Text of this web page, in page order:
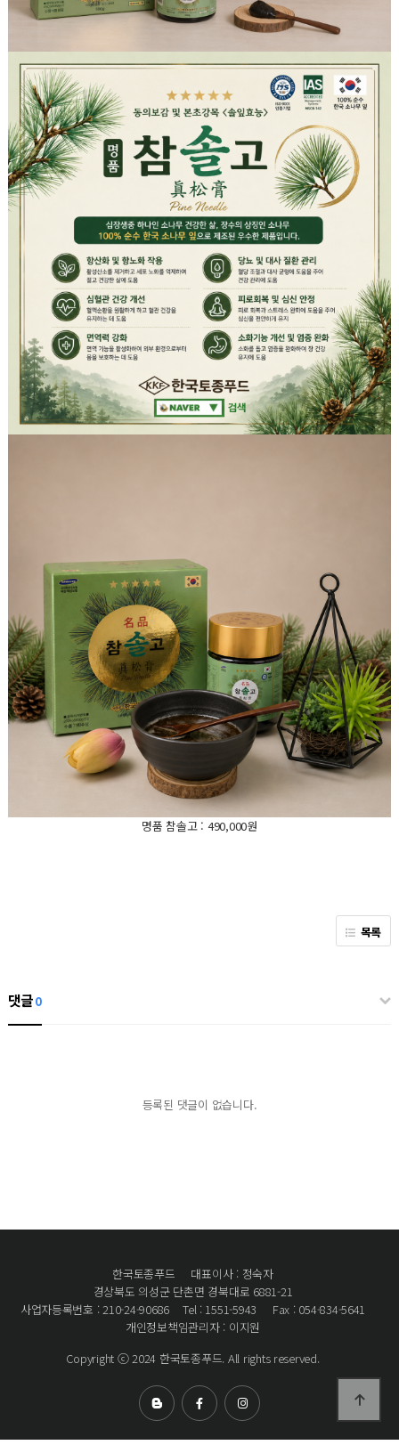
명품 참솔고 : 490,000원
목록
댓글0
등록된 댓글이 없습니다.
한국토종푸드
대표이사 : 정숙자
경상북도 의성군 단촌면 경북대로 6881-21
사업자등록번호 : 210-24-90686
Tel : 1551-5943
Fax : 054-834-5641
개인정보책임관리자 : 이지원
Copyright ⓒ 2024 한국토종푸드. All rights reserved.